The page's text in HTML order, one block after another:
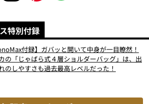
特別付録
付録】ガバッと開いて中身が一目瞭然！
の「じゃばら式４層ショルダーバッグ」は、出
のしやすさも過去最高レベルだった！